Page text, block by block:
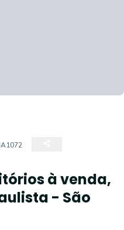
à venda,
- São